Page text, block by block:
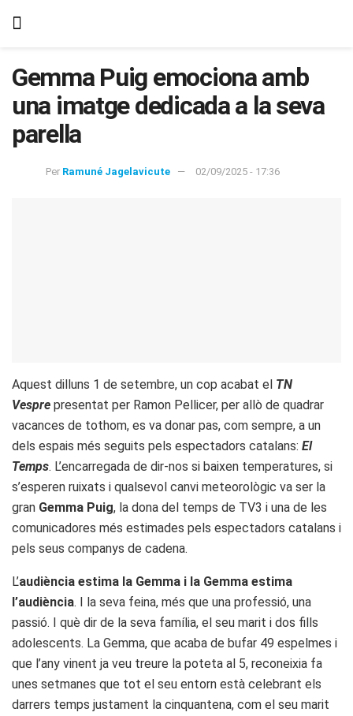
Gemma Puig emociona amb
una imatge dedicada a la seva
parella
Per Ramuné Jagelavicute 02/09/2025 - 17:36
Aquest dilluns 1 de setembre, un cop acabat el TN
Vespre presentat per Ramon Pellicer, per allò de quadrar
vacances de tothom, es va donar pas, com sempre, a un
dels espais més seguits pels espectadors catalans: El
Temps. L’encarregada de dir-nos si baixen temperatures, si
s’esperen ruixats i qualsevol canvi meteorològic va ser la
gran Gemma Puig, la dona del temps de TV3 i una de les
comunicadores més estimades pels espectadors catalans i
pels seus companys de cadena.
L’audiència estima la Gemma i la Gemma estima
l’audiència. I la seva feina, més que una professió, una
passió. I què dir de la seva família, el seu marit i dos fills
adolescents. La Gemma, que acaba de bufar 49 espelmes i
que l’any vinent ja veu treure la poteta al 5, reconeixia fa
unes setmanes que tot el seu entorn està celebrant els
darrers temps justament la cinquantena, com el seu marit